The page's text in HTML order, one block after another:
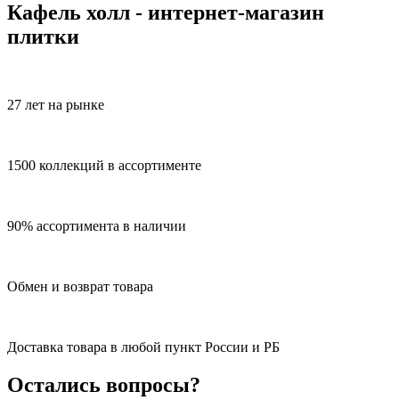
Кафель холл - интернет-магазин
плитки
27 лет на рынке
1500 коллекций в ассортименте
90% ассортимента в наличии
Обмен и возврат товара
Доставка товара в любой пункт России и РБ
Остались вопросы?